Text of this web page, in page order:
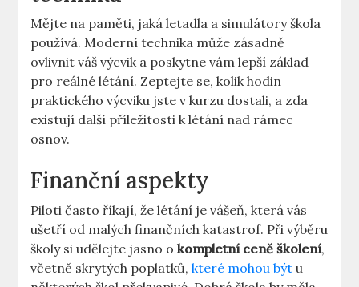
Mějte na paměti, jaká letadla a simulátory ⁢škola
používá.​ Moderní technika může ⁤zásadně
ovlivnit váš výcvik a poskytne vám lepší základ
pro reálné⁤ létání. Zeptejte ⁢se, kolik hodin
praktického‍ výcviku jste⁢ v kurzu dostali, a zda
⁤existují další⁣ příležitosti‍ k létání nad ⁤rámec
osnov.
Finanční⁤ aspekty
Piloti⁢ často‌ říkají, že létání je‍ vášeň, ⁤která vás
ušetří od malých finančních katastrof. Při výběru
‌školy si udělejte jasno okompletní ceně školení,
včetně skrytých poplatků,které mohou být u